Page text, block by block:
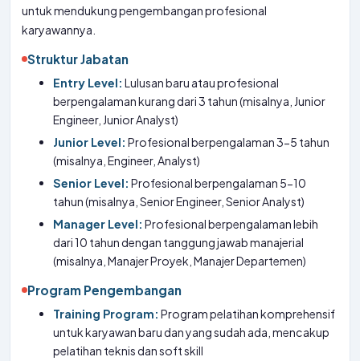
untuk mendukung pengembangan profesional
karyawannya.
Struktur Jabatan
Entry Level: Lulusan baru atau profesional
berpengalaman kurang dari 3 tahun (misalnya, Junior
Engineer, Junior Analyst)
Junior Level: Profesional berpengalaman 3-5 tahun
(misalnya, Engineer, Analyst)
Senior Level: Profesional berpengalaman 5-10
tahun (misalnya, Senior Engineer, Senior Analyst)
Manager Level: Profesional berpengalaman lebih
dari 10 tahun dengan tanggung jawab manajerial
(misalnya, Manajer Proyek, Manajer Departemen)
Program Pengembangan
Training Program: Program pelatihan komprehensif
untuk karyawan baru dan yang sudah ada, mencakup
pelatihan teknis dan soft skill